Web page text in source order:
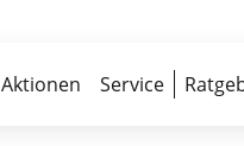
Aktionen Service